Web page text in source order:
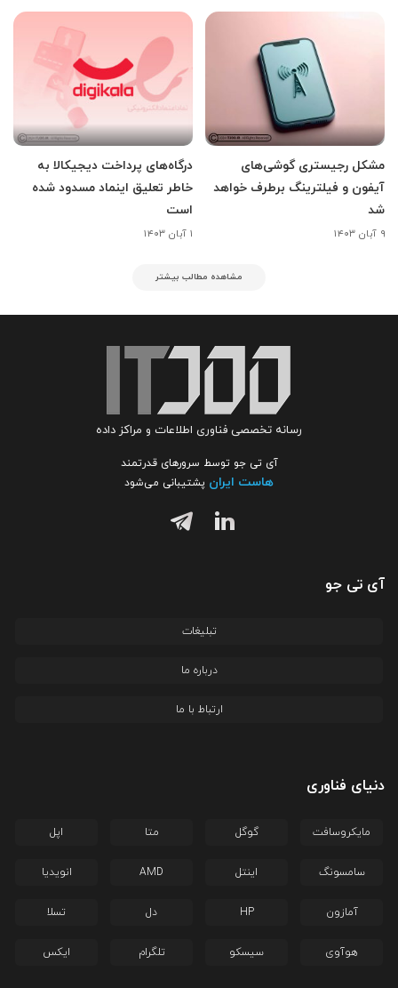
مشکل رجیستری گوشی‌های
آیفون و فیلترینگ برطرف خواهد
شد
۹ آبان ۱۴۰۳
درگاه‌های پرداخت دیجیکالا به
خاطر تعلیق اینماد مسدود شده
است
۱ آبان ۱۴۰۳
مشاهده مطالب بیشتر
رسانه تخصصی فناوری اطلاعات و مراکز داده
آی تی جو توسط سرورهای قدرتمند
هاست ایران پشتیبانی می‌شود
آی تی جو
تبلیغات
درباره ما
ارتباط با ما
دنیای فناوری
مایکروسافت گوگل متا اپل
سامسونگ اینتل AMD انویدیا
آمازون HP دل تسلا
هوآوی سیسکو تلگرام ایکس